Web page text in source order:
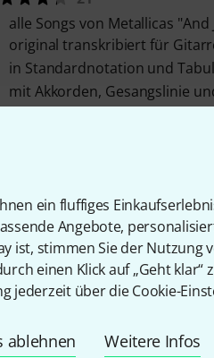
ein fluffiges
Angebote,
ist, stimmen Sie der Nutzung
einen Klick auf „Geht klar“
jederzeit über die Cookie-
ablehnen Weitere Infos
alle Songs von Metallicas "And
original transkribiert für
in Standardnotation und
mit Akkorden, Gesangslinie
9
12 Songs von John Mayer
Gitarre
in Standardnotation und
lieferbar